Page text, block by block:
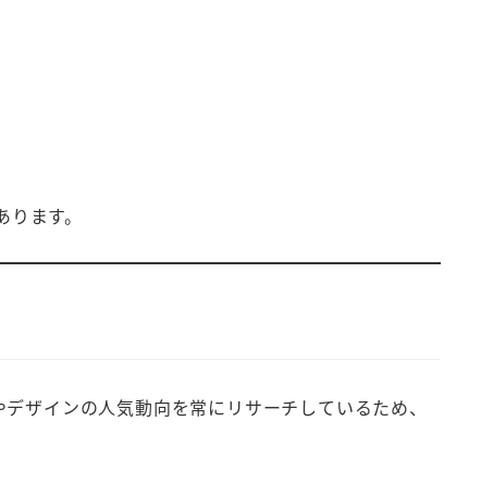
ます。
ザインの人気動向を常にリサーチしているため、